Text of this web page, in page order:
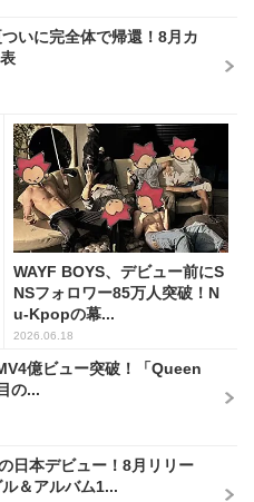
いに完全体で帰還！8月カ
WAYF BOYS、デビュー前にS
NSフォロワー85万人突破！N
u-Kpopの幕...
2026.06.18
億ビュー突破！「Queen
の...
日本デビュー！8月リリー
＆アルバム1...